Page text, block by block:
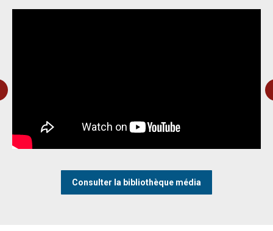
Consulter la bibliothèque média